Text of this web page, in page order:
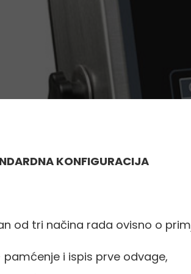
KONFIGURACIJA
od tri načina rada ovisno o
pamćenje i ispis prve odvage,